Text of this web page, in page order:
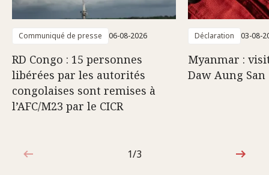
Communiqué de presse 06-08-2026
RD Congo : 15 personnes
libérées par les autorités
congolaises sont remises à
l’AFC/M23 par le CICR
Déclaration 03-08-
Myanmar :
Daw Aung San
1sur3
1/3